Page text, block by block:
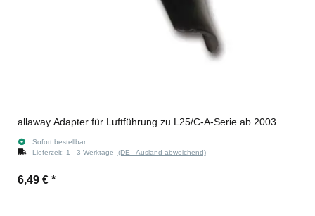
allaway Adapter für Luftführung zu L25/C-A-Serie ab 2003
Sofort bestellbar
Lieferzeit: 1 - 3 Werktage (DE - Ausland abweichend)
6,49 € *